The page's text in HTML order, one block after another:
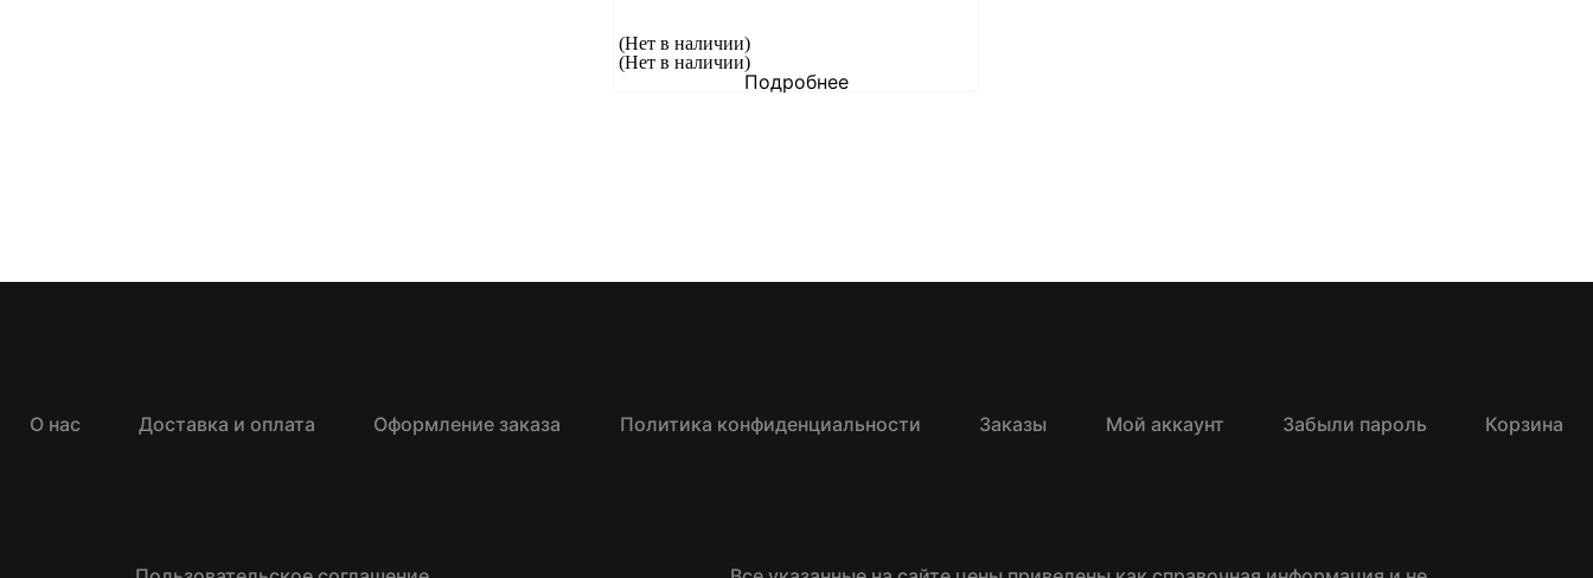
(Нет в наличии)
(Нет в наличии)
Подробнее
О нас Доставка и оплата Оформление заказа Политика конфиденциальности Заказы Мой аккаунт Забыли пароль Корзина